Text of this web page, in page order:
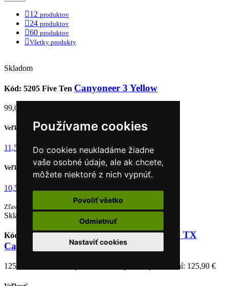
Používame cookies
Do cookies neukladáme žiadne
vaše osobné údaje, ale ak chcete,
môžete niektoré z nich vypnúť.
Povoliť všetko
Odmietnuť
Nastaviť cookies
12 produktov
24 produktov
60 produktov
Všetky produkty
Skladom
Kód: 5205 Five Ten Canyoneer 3 Yellow
99,00 €
Veľkosť UK
11,5
Veľkosť
10,5
Zľava
Skladom
Kód: 52051La SportivaTopánky La Sportiva TX
Canyon
125,90 € Najnižšia cena za posledných 30 dní: 125,90 €